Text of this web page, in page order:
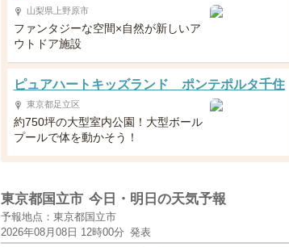
山梨県上野原市
ファンタジーな空間×自然が新しいア
ウトドア施設
ピュアハートキッズランド ポンテポルタ千住
東京都足立区
約750坪の大型室内公園！大型ボール
プールで体を動かそう！
東京都国立市 今日・明日の天気予報
予報地点：東京都国立市
2026年08月08日 12時00分 発表